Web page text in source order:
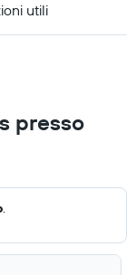
utili
presso
.